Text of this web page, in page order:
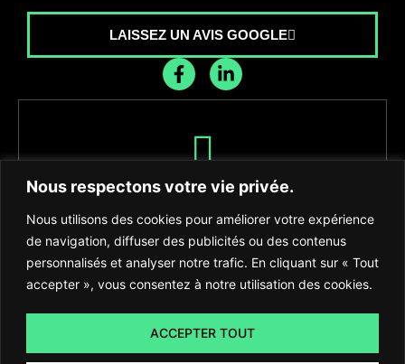
Nous respectons votre vie privée.
Nous utilisons des cookies pour améliorer votre expérience
de navigation, diffuser des publicités ou des contenus
personnalisés et analyser notre trafic. En cliquant sur « Tout
accepter », vous consentez à notre utilisation des cookies.
ACCEPTER TOUT
LAISSEZ UN AVIS GOOGLE
Recevez les dernières nouvelles de
S'INSCRIRE